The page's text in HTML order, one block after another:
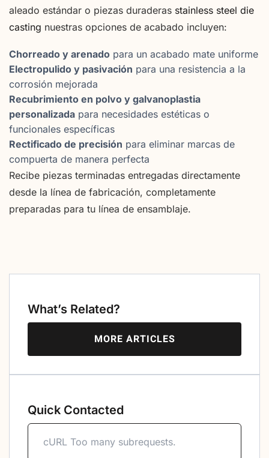
aleado estándar o piezas duraderas stainless steel die
casting nuestras opciones de acabado incluyen:
Chorreado y arenado para un acabado mate uniforme
Electropulido y pasivación para una resistencia a la
corrosión mejorada
Recubrimiento en polvo y galvanoplastia
personalizada para necesidades estéticas o
funcionales específicas
Rectificado de precisión para eliminar marcas de
compuerta de manera perfecta
Recibe piezas terminadas entregadas directamente
desde la línea de fabricación, completamente
preparadas para tu línea de ensamblaje.
What’s Related?
MORE ARTICLES
Quick Contacted